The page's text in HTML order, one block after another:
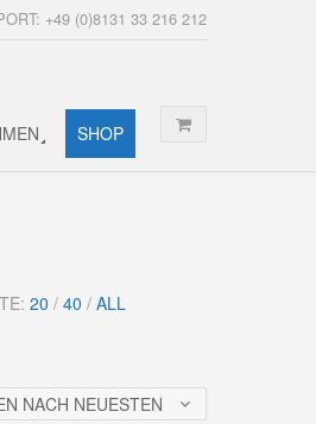
+49 (0)8131 33 216 212
SHOP
20 / 40 / ALL
NACH NEUESTEN